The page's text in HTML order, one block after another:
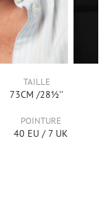
TAILLE
73CM /28½''
POINTURE
40 EU /7UK